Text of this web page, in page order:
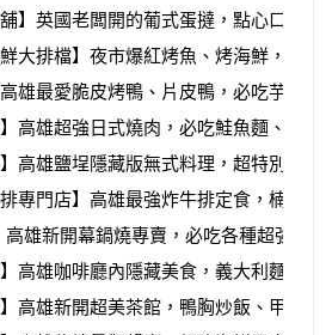
舖】英國老闆開的葡式蛋撻，點心口味
鮮大排檔】夜市爆紅烤魚、烤海鮮，胡
高雄最愛脆皮烤鴨、片皮鴨，必吃芋頭
】高雄超強日式燒肉，必吃鮭魚麵、挽
】高雄鹽埕隱藏版無式料理，超特別台式
排專門店】高雄最強炸牛排定食，楠梓店
高雄新開幕鍋燒專賣，必吃各種超強小
】高雄咖啡廳內隱藏美食，義大利麵、晚
】高雄新開超美茶館，鴨胸炒飯、甲子